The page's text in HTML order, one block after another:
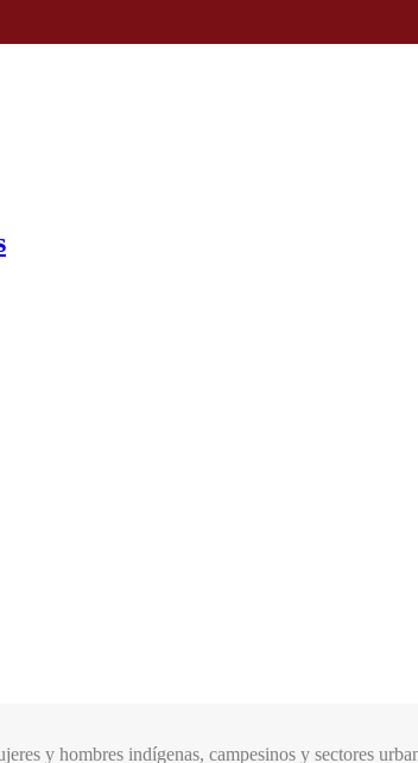
y hombres indígenas, campesinos y sectores